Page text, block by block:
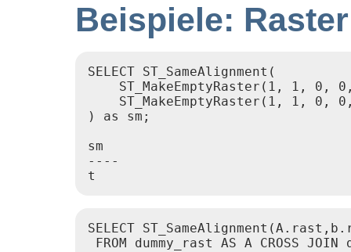
Beispiele: Raster
SELECT ST_SameAlignment(
ST_MakeEmptyRaster(1, 1, 0,
ST_MakeEmptyRaster(1, 1, 0,
) as sm;
sm
----
SELECT
FROM dummy_rast AS A CROSS